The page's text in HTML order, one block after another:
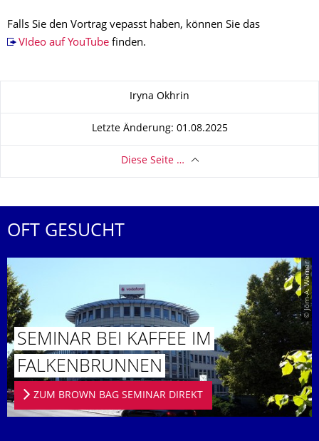
Falls Sie den Vortrag vepasst haben, können Sie das
VIdeo auf YouTubefinden.
Iryna Okhrin
Letzte Änderung: 01.08.2025
Diese Seite …
OFT GESUCHT
© Jörn-A. Werner
SEMINAR BEI KAFFEE IM
FALKENBRUN­NEN
ZUM BROWN BAG SEMINAR DIREKT